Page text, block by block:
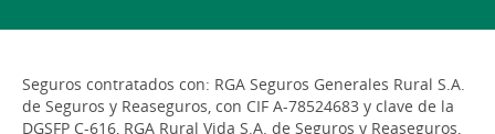
Seguros contratados con: RGA Seguros Generales Rural S.A.
de Seguros y Reaseguros, con CIF A-78524683 y clave de la
DGSFP C-616, RGA Rural Vida S.A. de Seguros y Reaseguros,